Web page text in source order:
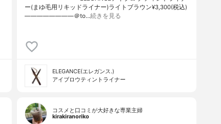
ー(まゆ毛用リキッドライナー)⁡ライトブラウン⁡¥3,300(税込)
————————⁡＠to…続きを見る
ELEGANCE(エレガンス.)
アイブロウティントライナー
コスメと口コミが大好きな専業主婦
kirakiranoriko